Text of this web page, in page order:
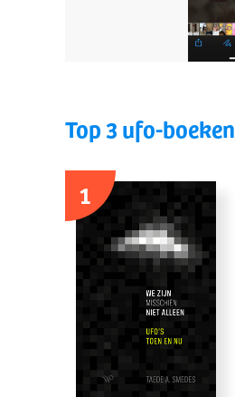
Top 3 ufo-boeken
1